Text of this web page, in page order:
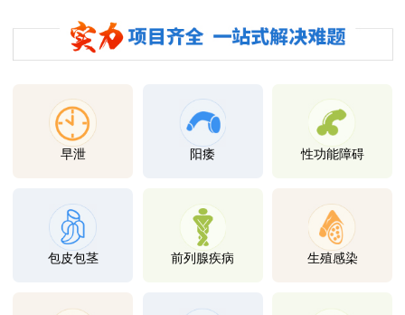
早泄 阳痿 性功能障碍
包皮包茎 前列腺疾病 生殖感染